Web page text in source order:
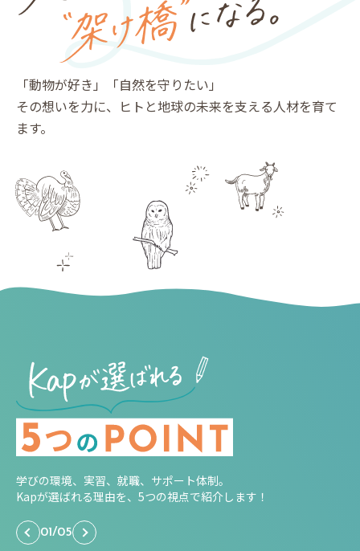
「動物が好き」「自然を守りたい」
その想いを力に、ヒトと地球の未来を支える人材を育て
ます。
学びの環境、実習、就職、サポート体制。
Kapが選ばれる理由を、5つの視点で紹介します！
01/05